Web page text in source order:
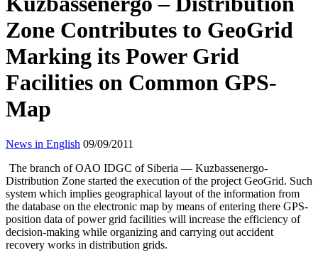
Zone Contributes to GeoGrid
Marking its Power Grid
Facilities on Common GPS-
Map
News in English 09/09/2011
The branch of OAO IDGC of Siberia — Kuzbassenergo-
Distribution Zone started the execution of the project GeoGrid. Such
system which implies geographical layout of the information from
the database on the electronic map by means of entering there GPS-
position data of power grid facilities will increase the efficiency of
decision-making while organizing and carrying out accident
recovery works in distribution grids.